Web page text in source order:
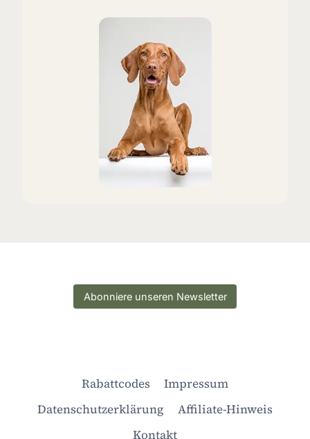
N
H
Abonniere unseren Newsletter
Rabattcodes
Impressum
Datenschutzerklärung
Affiliate-Hinweis
Kontakt